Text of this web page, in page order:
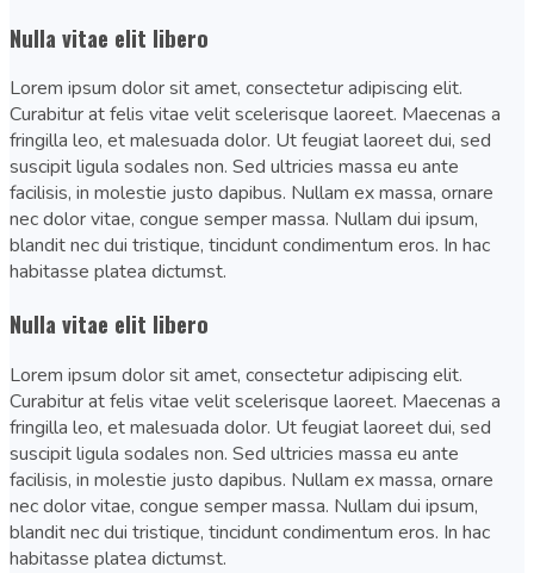
Nulla vitae elit libero
Lorem ipsum dolor sit amet, consectetur adipiscing elit.
Curabitur at felis vitae velit scelerisque laoreet. Maecenas a
fringilla leo, et malesuada dolor. Ut feugiat laoreet dui, sed
suscipit ligula sodales non. Sed ultricies massa eu ante
facilisis, in molestie justo dapibus. Nullam ex massa, ornare
nec dolor vitae, congue semper massa. Nullam dui ipsum,
blandit nec dui tristique, tincidunt condimentum eros. In hac
habitasse platea dictumst.
Nulla vitae elit libero
Lorem ipsum dolor sit amet, consectetur adipiscing elit.
Curabitur at felis vitae velit scelerisque laoreet. Maecenas a
fringilla leo, et malesuada dolor. Ut feugiat laoreet dui, sed
suscipit ligula sodales non. Sed ultricies massa eu ante
facilisis, in molestie justo dapibus. Nullam ex massa, ornare
nec dolor vitae, congue semper massa. Nullam dui ipsum,
blandit nec dui tristique, tincidunt condimentum eros. In hac
habitasse platea dictumst.